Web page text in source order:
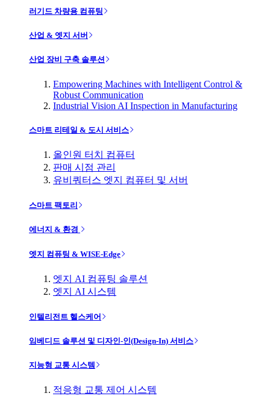
러기드 차량용 컴퓨팅
산업 & 엣지 서버
산업 장비 구축 솔루션
Empowering Machines with Intelligent Control &
Robust Communication
Industrial Vision AI Inspection in Manufacturing
스마트 리테일 & 도시 서비스
올인원 터치 컴퓨터
판매 시점 관리
유비쿼터스 엣지 컴퓨터 및 서버
스마트 팩토리
에너지 & 환경
엣지 컴퓨팅 & WISE-Edge
엣지 AI 컴퓨팅 솔루션
엣지 AI 시스템
인텔리전트 헬스케어
임베디드 솔루션 및 디자인-인(Design-In) 서비스
지능형 교통 시스템
적응형 교통 제어 시스템